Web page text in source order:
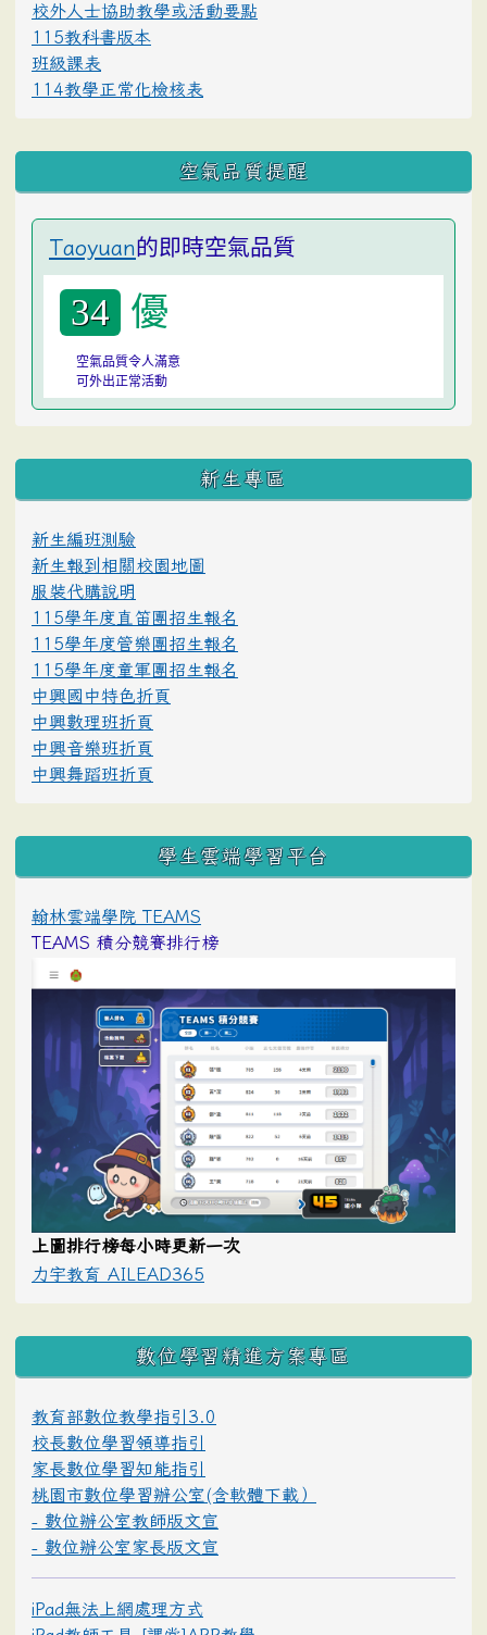
校外人士協助教學或活動要點
115教科書版本
班級課表
114教學正常化檢核表
空氣品質提醒
Taoyuan的即時空氣品質
34 優
空氣品質令人滿意
可外出正常活動
:::
新生專區
新生編班測驗
新生報到相關校園地圖
服裝代購說明
115學年度直笛團招生報名
115學年度管樂團招生報名
115學年度童軍團招生報名
中興國中特色折頁
中興數理班折頁
中興音樂班折頁
中興舞蹈班折頁
學生雲端學習平台
翰林雲端學院 TEAMS
TEAMS 積分競賽排行榜
上圖排行榜每小時更新一次
力宇教育 AILEAD365
數位學習精進方案專區
教育部數位教學指引3.0
校長數位學習領導指引
家長數位學習知能指引
桃園市數位學習辦公室(含軟體下載）
- 數位辦公室教師版文宣
- 數位辦公室家長版文宣
iPad無法上網處理方式